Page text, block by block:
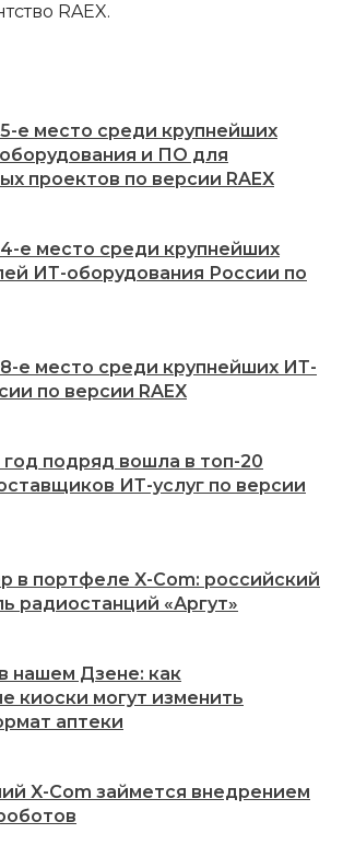
RAEX.
е место среди крупнейших
и ПО для
проектов по версии RAEX
4-е место среди крупнейших
ИТ-оборудования России по
8-е место среди крупнейших ИТ-
по версии RAEX
год подряд вошла в топ-20
ИТ-услуг по версии
в портфеле X-Com: российский
радиостанций «Аргут»
нашем Дзене: как
киоски могут изменить
аптеки
X-Com займется внедрением